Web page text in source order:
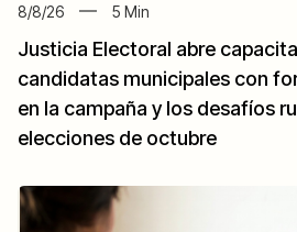
8/8/26 5 Min
Justicia Electoral abre
candidatas municipales con
en la campaña y los desafíos
elecciones de octubre